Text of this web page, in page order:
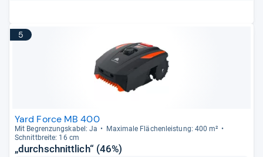
5
Yard Force MB 400
Mit Begren­zungs­ka­bel: Ja
Maxi­male Flä­chen­leis­tung: 400 m²
Schnitt­breite: 16 cm
„durchschnittlich“ (46%)